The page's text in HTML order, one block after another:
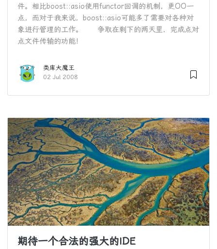
件。相比boost::asio使用functor回调的机制，更OO一
点，而对于我来说，boost::asio可能多了需要对各种对
象进行管理的工作。 争取在剩下的两天里，完成点对
点文件传输的功能！
类库大魔王
02 Jul 2008
期待一个合法的强大的IDE